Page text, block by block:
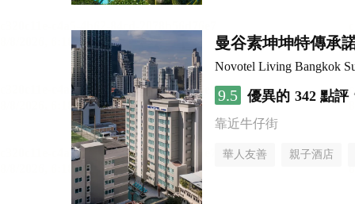
曼谷素坤坤特傳承
Novotel Living Bangkok
9.5 優異的 342 點評
靠近牛仔街
華人友善 親子酒店